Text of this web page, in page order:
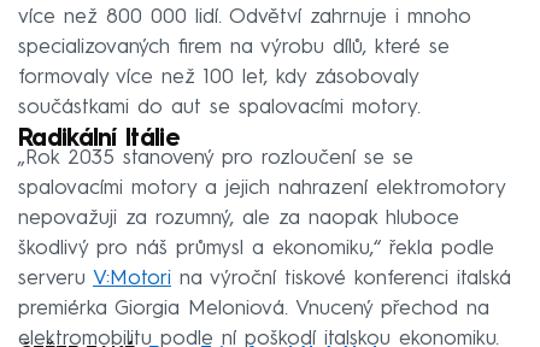
více než 800 000 lidí. Odvětví zahrnuje i mnoho
specializovaných firem na výrobu dílů, které se
formovaly více než 100 let, kdy zásobovaly
součástkami do aut se spalovacími motory.
Radikální Itálie
„Rok 2035 stanovený pro rozloučení se se
spalovacími motory a jejich nahrazení elektromotory
nepovažuji za rozumný, ale za naopak hluboce
škodlivý pro náš průmysl a ekonomiku,“ řekla podle
serveru V:Motori na výroční tiskové konferenci italská
premiérka Giorgia Meloniová. Vnucený přechod na
elektromobilitu podle ní poškodí italskou ekonomiku.